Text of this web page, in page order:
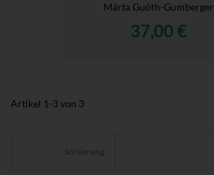
Márta Guóth-Gumberger
37,00 €
Artikel 1 -3 von 3
Sortierung